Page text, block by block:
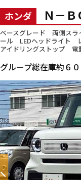
ホンダ Ｎ－Ｂ
ベースグレード 両側スラ
ール LEDヘッドライト
アイドリングストップ
グループ総在庫約６